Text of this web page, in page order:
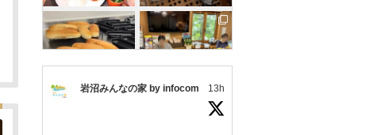
岩沼みんなの家 by infocom 13h